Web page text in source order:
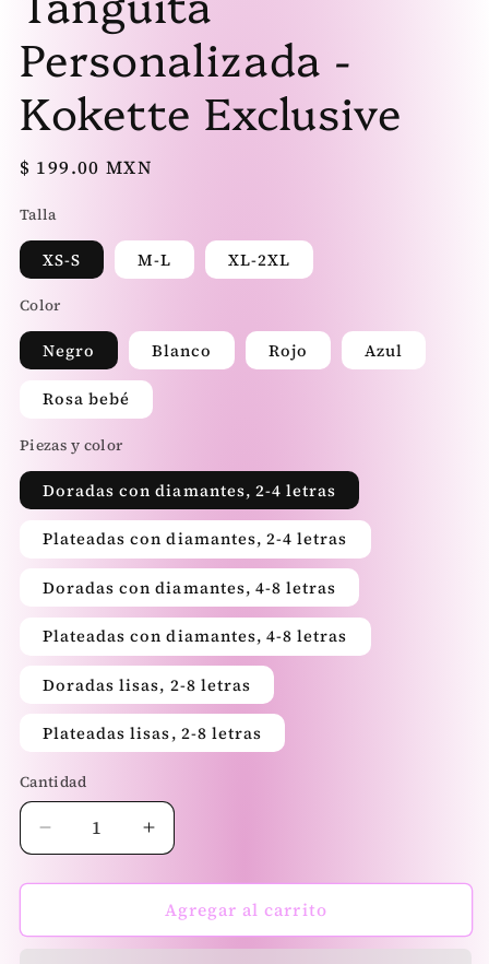
ventana
Personalizada -
Kokette Exclusive
Precio
$ 199.00 MXN
Talla
XS-S M-L XL-2XL
Color
Negro Blanco Rojo Azul
Rosa bebé
Piezas y color
Doradas con diamantes, 2-4 letras
Plateadas con diamantes, 2-4 letras
Doradas con diamantes, 4-8 letras
Plateadas con diamantes, 4-8 letras
Doradas lisas, 2-8 letras
Plateadas lisas, 2-8 letras
Cantidad
Reducir
cantidad
para
Personalizada
Aumentar
cantidad
para
Tanguita
Personalizada
Agregar al carrito